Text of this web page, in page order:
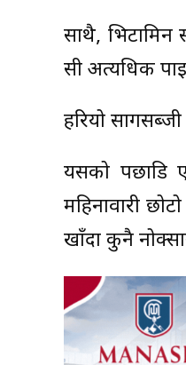
साथै, भिटामिन
सी अत्यधिक
हरियो
यसको पछाडि
महिनावारी
खाँदा कुनै